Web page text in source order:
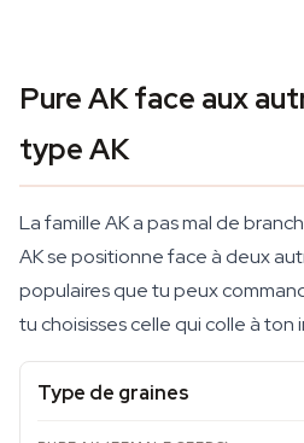
Pure AK face aux
type AK
La famille AK a pas mal de
AK se positionne face à deux
populaires que tu peux
tu choisisses celle qui colle à ton
Type de graines